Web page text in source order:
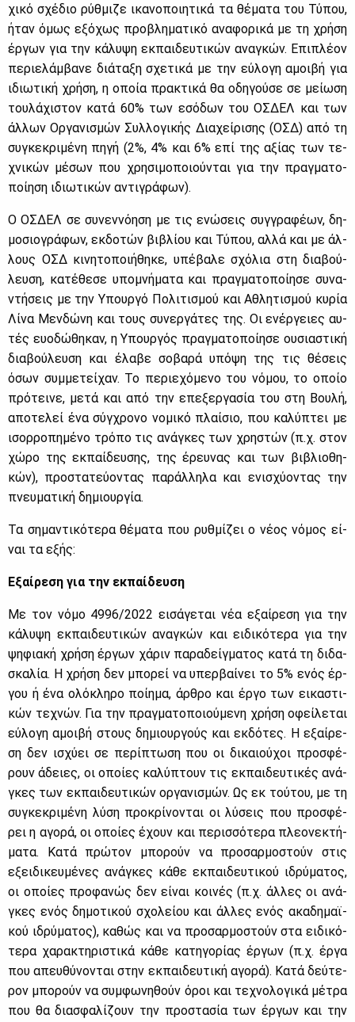
χι­κό σχέ­διο ρύθ­μι­ζε ικα­νο­ποι­η­τι­κά τα θέ­μα­τα του Τύ­που,
ήταν όμως εξό­χως προ­βλη­μα­τι­κό ανα­φο­ρι­κά με τη χρή­ση
έρ­γων για την κά­λυ­ψη εκ­παι­δευ­τι­κών ανα­γκών. Επι­πλέ­ον
πε­ριε­λάμ­βα­νε διά­τα­ξη σχε­τι­κά με την εύ­λο­γη αμοι­βή για
ιδιω­τι­κή χρή­ση, η οποία πρα­κτι­κά θα οδη­γού­σε σε μεί­ω­ση
του­λά­χι­στον κα­τά 60% των εσό­δων του ΟΣ­ΔΕΛ και των
άλ­λων Ορ­γα­νι­σμών Συλ­λο­γι­κής Δια­χεί­ρι­σης (ΟΣΔ) από τη
συ­γκε­κρι­μέ­νη πη­γή (2%, 4% και 6% επί της αξί­ας των τε­
χνι­κών μέ­σων που χρη­σι­μο­ποιού­νται για την πραγ­μα­το­
ποί­η­ση ιδιω­τι­κών αντι­γρά­φων).
Ο ΟΣ­ΔΕΛ σε συ­νεν­νό­η­ση με τις ενώ­σεις συγ­γρα­φέ­ων, δη­
μο­σιο­γρά­φων, εκ­δο­τών βι­βλί­ου και Τύ­που, αλ­λά και με άλ­
λους ΟΣΔ κι­νη­το­ποι­ή­θη­κε, υπέ­βα­λε σχό­λια στη δια­βού­
λευ­ση, κα­τέ­θε­σε υπο­μνή­μα­τα και πραγ­μα­το­ποί­η­σε συ­να­
ντή­σεις με την Υπουρ­γό Πο­λι­τι­σμού και Αθλη­τι­σμού κυ­ρία
Λί­να Μεν­δώ­νη και τους συ­νερ­γά­τες της. Οι ενέρ­γειες αυ­
τές ευο­δώ­θη­καν, η Υπουρ­γός πραγ­μα­το­ποί­η­σε ου­σια­στι­κή
δια­βού­λευ­ση και έλα­βε σο­βα­ρά υπό­ψη της τις θέ­σεις
όσων συμ­με­τεί­χαν. Το πε­ριε­χό­με­νο του νό­μου, το οποίο
πρό­τει­νε, με­τά και από την επε­ξερ­γα­σία του στη Βου­λή,
απο­τε­λεί ένα σύγ­χρο­νο νο­μι­κό πλαί­σιο, που κα­λύ­πτει με
ισορ­ρο­πη­μέ­νο τρό­πο τις ανά­γκες των χρη­στών (π.χ. στον
χώ­ρο της εκ­παί­δευ­σης, της έρευ­νας και των βι­βλιο­θη­
κών), προ­στα­τεύ­ο­ντας πα­ράλ­λη­λα και ενι­σχύ­ο­ντας την
πνευ­μα­τι­κή δη­μιουρ­γία.
Τα ση­μα­ντι­κό­τε­ρα θέ­μα­τα που ρυθ­μί­ζει ο νέ­ος νό­μος εί­
ναι τα εξής:
Εξαί­ρε­ση για την εκ­παί­δευ­ση
Με τον νό­μο 4996/2022 ει­σά­γε­ται νέα εξαί­ρε­ση για την
κά­λυ­ψη εκ­παι­δευ­τι­κών ανα­γκών και ει­δι­κό­τε­ρα για την
ψη­φια­κή χρή­ση έρ­γων χά­ριν πα­ρα­δείγ­μα­τος κα­τά τη δι­δα­
σκα­λία. Η χρή­ση δεν μπο­ρεί να υπερ­βαί­νει το 5% ενός έρ­
γου ή ένα ολό­κλη­ρο ποί­η­μα, άρ­θρο και έρ­γο των ει­κα­στι­
κών τε­χνών. Για την πραγ­μα­το­ποιού­με­νη χρή­ση οφεί­λε­ται
εύ­λο­γη αμοι­βή στους δη­μιουρ­γούς και εκ­δό­τες. Η εξαί­ρε­
ση δεν ισχύ­ει σε πε­ρί­πτω­ση που οι δι­καιού­χοι προ­σφέ­
ρουν άδειες, οι οποί­ες κα­λύ­πτουν τις εκ­παι­δευ­τι­κές ανά­
γκες των εκ­παι­δευ­τι­κών ορ­γα­νι­σμών. Ως εκ τού­του, με τη
συ­γκε­κρι­μέ­νη λύ­ση προ­κρί­νο­νται οι λύ­σεις που προ­σφέ­
ρει η αγο­ρά, οι οποί­ες έχουν και πε­ρισ­σό­τε­ρα πλε­ο­νε­κτή­
μα­τα. Κα­τά πρώ­τον μπο­ρούν να προ­σαρ­μο­στούν στις
εξει­δι­κευ­μέ­νες ανά­γκες κά­θε εκ­παι­δευ­τι­κού ιδρύ­μα­τος,
οι οποί­ες προ­φα­νώς δεν εί­ναι κοι­νές (π.χ. άλ­λες οι ανά­
γκες ενός δη­μο­τι­κού σχο­λεί­ου και άλ­λες ενός ακα­δη­μαϊ­
κού ιδρύ­μα­τος), κα­θώς και να προ­σαρ­μο­στούν στα ει­δι­κό­
τε­ρα χα­ρα­κτη­ρι­στι­κά κά­θε κα­τη­γο­ρί­ας έρ­γων (π.χ. έρ­γα
που απευ­θύ­νο­νται στην εκ­παι­δευ­τι­κή αγο­ρά). Κα­τά δεύ­τε­
ρον μπο­ρούν να συμ­φω­νη­θούν όροι και τε­χνο­λο­γι­κά μέ­τρα
που θα δια­σφα­λί­ζουν την προ­στα­σία των έρ­γων και την